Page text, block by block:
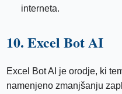
interneta.
10. Excel Bot AI
Excel Bot AI je orodje, ki
namenjeno zmanjšanju